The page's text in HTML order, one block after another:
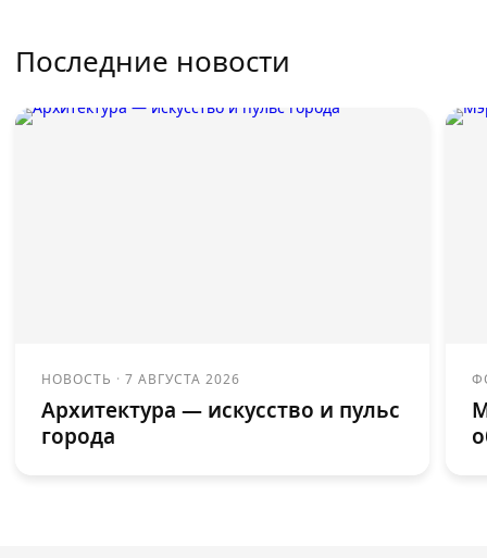
Последние новости
НОВОСТЬ ·7 АВГУСТА 2026
Архитектура — искусство и пульс
города